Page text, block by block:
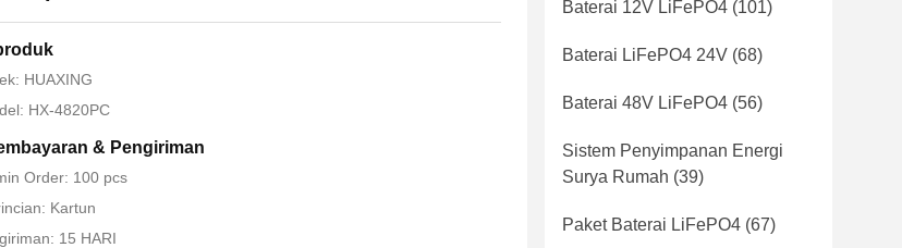
HUAXING
HX-4820PC
& Pengiriman
Order: 100 pcs
Kartun
15 HARI
Baterai 12V LiFePO4 (101)
Baterai LiFePO4 24V (68)
Baterai 48V LiFePO4 (56)
Sistem Penyimpanan Energi
Surya Rumah (39)
Paket Baterai LiFePO4 (67)